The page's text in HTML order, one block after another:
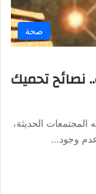
صحة
نصائح تحميك
المجتمعات الحديثة،
وجود…